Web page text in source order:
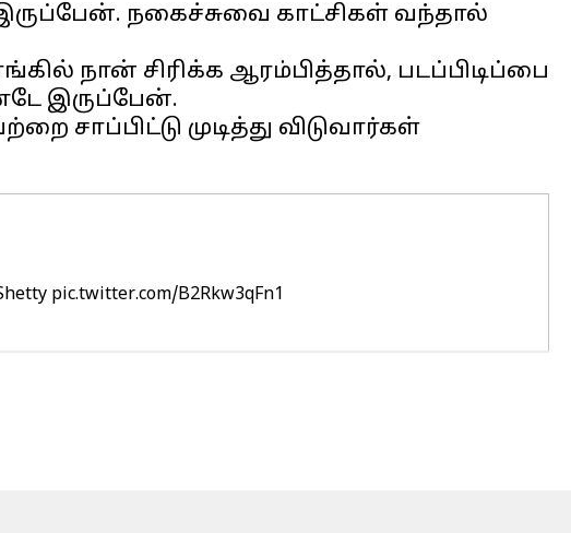
இருப்பேன். நகைச்சுவை காட்சிகள் வந்தால்
நான் சிரிக்க ஆரம்பித்தால், படப்பிடிப்பை
இருப்பேன்.
முடித்து விடுவார்கள்
pic.twitter.com/B2Rkw3qFn1